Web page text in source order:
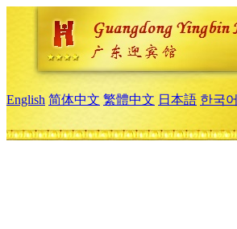
English 简体中文 繁體中文 日本語 한국어